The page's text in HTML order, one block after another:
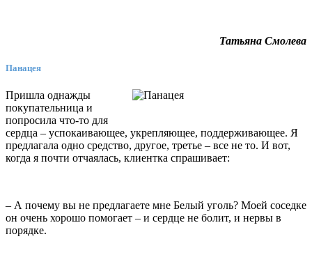
Татьяна Смолева
Панацея
Пришла однажды
покупательница и
попросила что-то для
сердца – успокаивающее, укрепляющее, поддерживающее. Я
предлагала одно средство, другое, третье – все не то. И вот,
когда я почти отчаялась, клиентка спрашивает:
– А почему вы не предлагаете мне Белый уголь? Моей соседке
он очень хорошо помогает – и сердце не болит, и нервы в
порядке.